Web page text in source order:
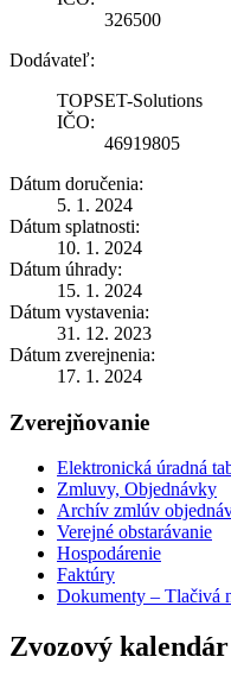
326500
Dodávateľ:
TOPSET-Solutions
IČO:
46919805
Dátum doručenia:
5. 1. 2024
Dátum splatnosti:
10. 1. 2024
Dátum úhrady:
15. 1. 2024
Dátum vystavenia:
31. 12. 2023
Dátum zverejnenia:
17. 1. 2024
Zverejňovanie
Elektronická úradná
Zmluvy, Objednávky
Archív zmlúv
Verejné obstarávanie
Hospodárenie
Faktúry
Dokumenty – Tlačivá
Zvozový kalendár